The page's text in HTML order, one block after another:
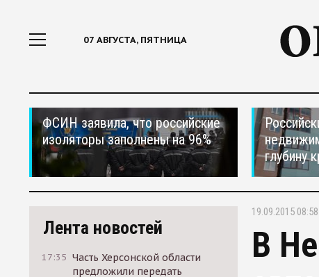
07 АВГУСТА, ПЯТНИЦА
ФСИН заявила, что российские
изоляторы заполнены на 96%
глубину
Лента новостей
17:35 Часть Херсонской области
предложили передать
19.09.2015 08:58
В